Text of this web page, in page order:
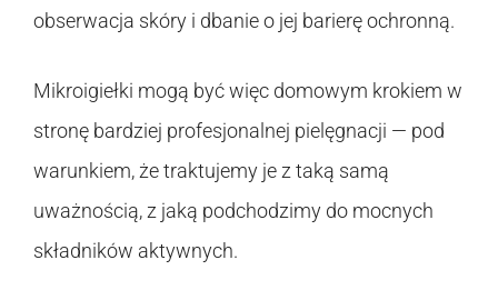
obserwacja skóry i dbanie o jej barierę ochronną.
Mikroigiełki mogą być więc domowym krokiem w
stronę bardziej profesjonalnej pielęgnacji — pod
warunkiem, że traktujemy je z taką samą
uważnością, z jaką podchodzimy do mocnych
składników aktywnych.